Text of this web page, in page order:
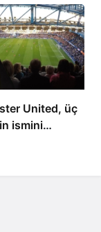
Türk yıldız
United, üç
ismini